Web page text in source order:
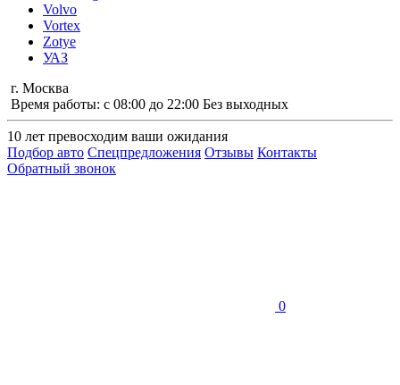
Volvo
Vortex
Zotye
УАЗ
г. Москва
Время работы: с 08:00 до 22:00 Без выходных
10 лет превосходим ваши ожидания
Подбор авто Спецпредложения Отзывы Контакты
Обратный звонок
0